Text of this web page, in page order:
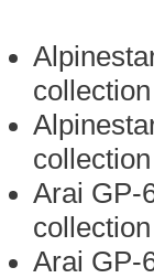
Arai GP-
Arai GP-